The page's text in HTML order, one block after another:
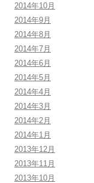
2014年10月
2014年9月
2014年8月
2014年7月
2014年6月
2014年5月
2014年4月
2014年3月
2014年2月
2014年1月
2013年12月
2013年11月
2013年10月